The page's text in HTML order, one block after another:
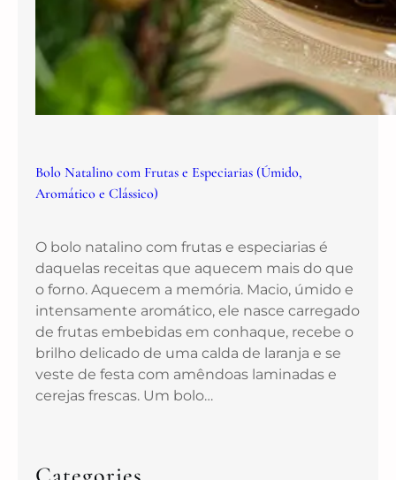
Bolo Natalino com Frutas e Especiarias (Úmido,
Aromático e Clássico)
O bolo natalino com frutas e especiarias é
daquelas receitas que aquecem mais do que
o forno. Aquecem a memória. Macio, úmido e
intensamente aromático, ele nasce carregado
de frutas embebidas em conhaque, recebe o
brilho delicado de uma calda de laranja e se
veste de festa com amêndoas laminadas e
cerejas frescas. Um bolo…